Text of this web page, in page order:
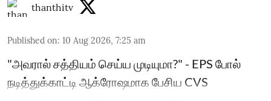
thanthitv
Published on: 10 Aug 2026, 7:25 am
"அவரால் சத்தியம் செய்ய முடியுமா?" - EPS போல்
நடித்துக்காட்டி ஆக்ரோஷமாக பேசிய CVS